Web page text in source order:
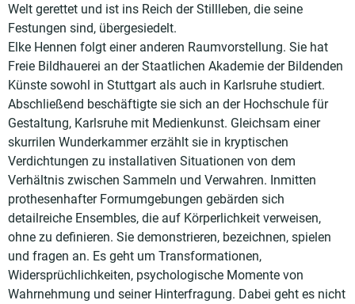
Welt gerettet und ist ins Reich der Stillleben, die seine
Festungen sind, übergesiedelt.
Elke Hennen folgt einer anderen Raumvorstellung. Sie hat
Freie Bildhauerei an der Staatlichen Akademie der Bildenden
Künste sowohl in Stuttgart als auch in Karlsruhe studiert.
Abschließend beschäftigte sie sich an der Hochschule für
Gestaltung, Karlsruhe mit Medienkunst. Gleichsam einer
skurrilen Wunderkammer erzählt sie in kryptischen
Verdichtungen zu installativen Situationen von dem
Verhältnis zwischen Sammeln und Verwahren. Inmitten
prothesenhafter Formumgebungen gebärden sich
detailreiche Ensembles, die auf Körperlichkeit verweisen,
ohne zu definieren. Sie demonstrieren, bezeichnen, spielen
und fragen an. Es geht um Transformationen,
Widersprüchlichkeiten, psychologische Momente von
Wahrnehmung und seiner Hinterfragung. Dabei geht es nicht